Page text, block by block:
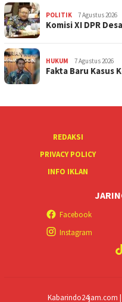
POLITIK 7 Agustus 2026
Komisi XI DPR
HUKUM 7 Agustus 2026
Fakta Baru Kasus
REDAKSI
PRIVACY POLICY
INFO IKLAN
Facebook
Instagram
Kabarindo24jam.com